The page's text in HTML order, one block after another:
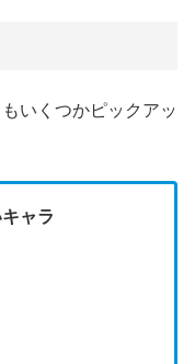
いくつかピックアッ
ャラ